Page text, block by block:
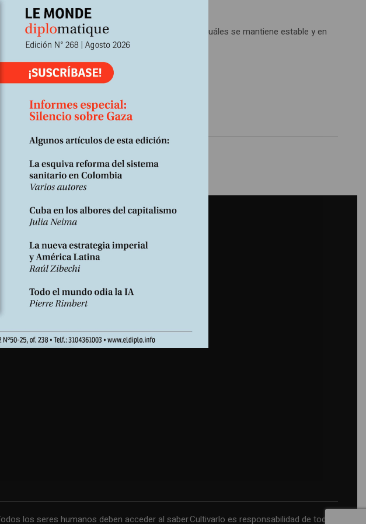
se verifica una disminución de la desigualdad, en cuáles se mantiene estable y en
los seres humanos deben acceder al saber.Cultivarlo es responsabilidad de todos.